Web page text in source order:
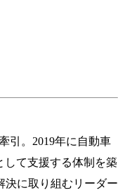
引。2019年に自動車
して支援する体制を築
決に取り組むリーダー